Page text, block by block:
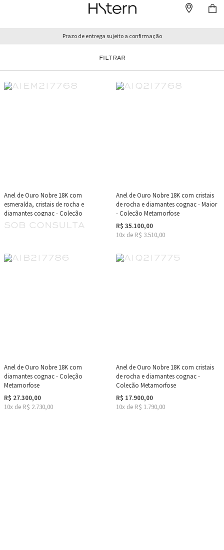
Prazo de entrega sujeito a confirmação
FILTRAR
Anel de Ouro Nobre 18K com
esmeralda, cristais de rocha e
diamantes cognac - Coleção
Metamorfose
sob consulta
Anel de Ouro Nobre 18K com cristais
de rocha e diamantes cognac - Maior
- Coleção Metamorfose
R$ 35.100,00
10x de R$ 3.510,00
Anel de Ouro Nobre 18K com
diamantes cognac - Coleção
Metamorfose
R$ 27.300,00
10x de R$ 2.730,00
Anel de Ouro Nobre 18K com cristais
de rocha e diamantes cognac -
Coleção Metamorfose
R$ 17.900,00
10x de R$ 1.790,00